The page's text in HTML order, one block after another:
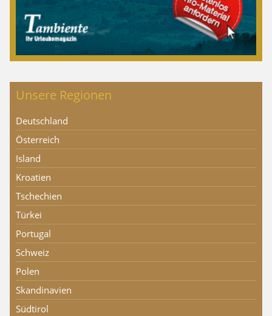
Unsere Regionen
Deutschland
Österreich
Island
Kroatien
Tschechien
Türkei
Portugal
Schweiz
Polen
Skandinavien
Südtirol